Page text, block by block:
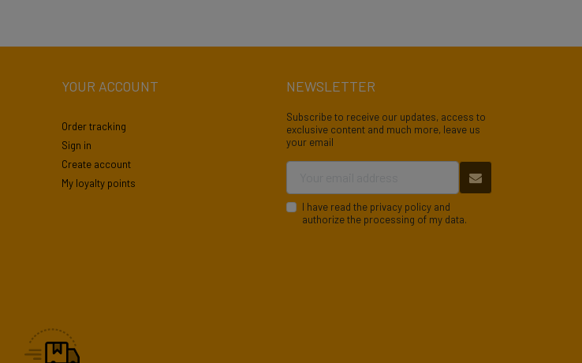
YOUR ACCOUNT
Order tracking
Sign in
Create account
My loyalty points
NEWSLETTER
Subscribe to receive our updates, access to
exclusive content and much more, leave us
your email
I have read the privacy policy and
authorize the processing of my data.